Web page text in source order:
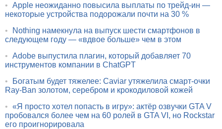
• Apple неожиданно повысила выплаты по трейд-ин —
некоторые устройства подорожали почти на 30 %
•
Nothing намекнула на выпуск шести смартфонов в
следующем году — «вдвое больше» чем в этом
• Adobe выпустила плагин, который добавляет 70
инструментов компании в ChatGPT
•
Богатым будет тяжелее: Caviar утяжелила смарт-очки
Ray-Ban золотом, серебром и крокодиловой кожей
• «Я просто хотел попасть в игру»: актёр озвучки GTA V
пробовался более чем на 60 ролей в GTA VI, но Rockstar
его проигнорировала